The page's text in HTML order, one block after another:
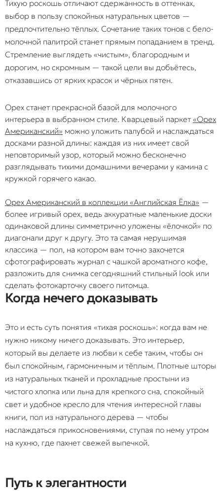
Тихую роскошь отличают сдержанность в оттенках,
выбор в пользу спокойных натуральных цветов —
предпочтительно тёплых. Сочетание таких тонов с бело-
молочной палитрой станет прямым попаданием в тренд.
Стремление выглядеть «чистым», благородным и
дорогим, но скромным — такой цели вы добьётесь,
отказавшись от ярких красок и чёрных пятен.
Орех станет прекрасной базой для молочного
интерьера в выбранном стиле. Кварцевый паркет «Орех
Американский» можно уложить палубой и наслаждаться
досками разной длины: каждая из них имеет свой
неповторимый узор, который можно бесконечно
разглядывать тихими домашними вечерами у камина с
кружкой горячего какао.
Орех Американский в коллекции «Английская Ёлка» —
более игривый орех, ведь аккуратные маленькие доски
одинаковой длины симметрично уложены «ёлочкой» по
диагонали друг к другу. Это та самая нерушимая
классика — пол, на котором вам точно захочется
сфотографировать журнал с чашкой ароматного кофе,
разложить для снимка сегодняшний стильный look или
сделать фотокарточку своего питомца.
Когда нечего доказывать
Это и есть суть понятия «тихая роскошь»: когда вам не
нужно никому ничего доказывать. Это интерьер,
который вы делаете из любви к себе таким, чтобы он
был спокойным, гармоничным и тёплым. Плотные шторы
из натуральных тканей и прохладные простыни из
чистого хлопка или льна для крепкого сна, спокойный
свет и удобное кресло для чтения интересной главы
книги, пол из натурального дерева — чтобы
наслаждаться прикосновениями, ступая по нему утром
на кухню, где пахнет свежей выпечкой.
Путь к элегантности